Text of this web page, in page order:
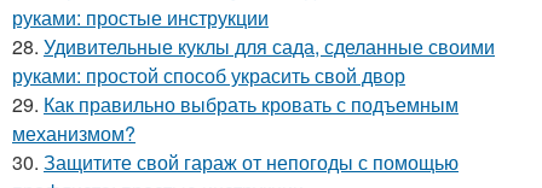
руками: простые инструкции
28. Удивительные куклы для сада, сделанные своими
руками: простой способ украсить свой двор
29. Как правильно выбрать кровать с подъемным
механизмом?
30. Защитите свой гараж от непогоды с помощью